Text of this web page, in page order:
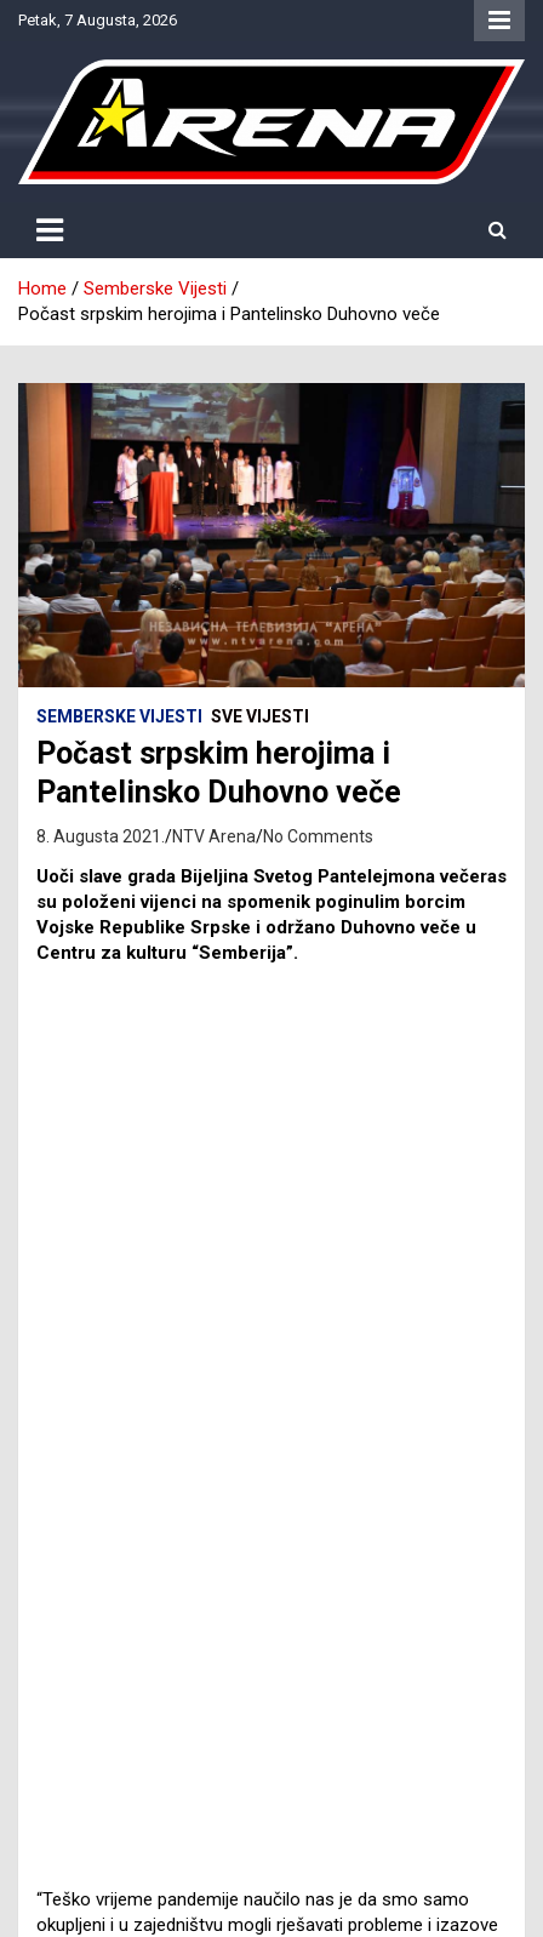
SkipPetak, 7 Augusta, 2026
NTV Arena
Home
Semberske Vijesti
Počast srpskim herojima i Pantelinsko Duhovno veče
SEMBERSKE VIJESTI SVE VIJESTI
Počast srpskim herojima i
Pantelinsko Duhovno veče
8. Augusta 2021. NTV Arena No Comments
Uoči slave grada Bijeljina Svetog Pantelejmona večeras
su položeni vijenci na spomenik poginulim borcim
Vojske Republike Srpske i održano Duhovno veče u
Centru za kulturu “Semberija”.
“Teško vrijeme pandemije naučilo nas je da smo samo
okupljeni i u zajedništvu mogli rješavati probleme i izazove